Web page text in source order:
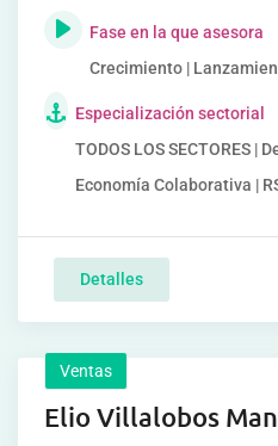
Fase en la que asesora
Crecimiento |
Especialización sectorial
TODOS LOS SECTORES |
Economía Colaborativa |
Detalles
Ventas
Elio Villalobos